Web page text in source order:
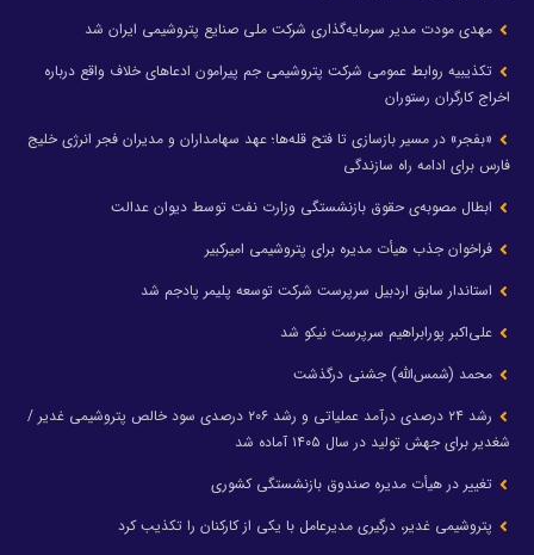
مهدی مودت مدیر سرمایه‌گذاری شرکت ملی صنایع پتروشیمی ایران شد
تکذیبیه روابط عمومی شرکت پتروشیمی جم پیرامون ادعاهای خلاف واقع درباره
اخراج کارگران رستوران
«بفجر» در مسیر بازسازی تا فتح قله‌ها؛ عهد سهامداران و مدیران فجر انرژی خلیج
فارس برای ادامه راه سازندگی
ابطال مصوبه‌ی حقوق بازنشستگی وزارت نفت توسط دیوان عدالت
فراخوان جذب هیأت مدیره برای پتروشیمی امیرکبیر
استاندار سابق اردبیل سرپرست شرکت توسعه پلیمر پادجم شد
علی‌اکبر پورابراهیم سرپرست نیکو شد
محمد (شمس‌الله) جشنی درگذشت
رشد ۲۴ درصدی درآمد عملیاتی و رشد ۲۰۶ درصدی سود خالص پتروشیمی غدیر /
شغدیر برای جهش تولید در سال ۱۴۰۵ آماده شد
تغییر در هیأت مدیره صندوق بازنشستگی کشوری
پتروشیمی غدیر، درگیری مدیرعامل با یکی از کارکنان را تکذیب کرد